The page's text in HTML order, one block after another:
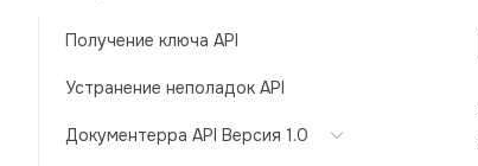
Получение ключа API
Устранение неполадок API
Документерра API Версия 1.0